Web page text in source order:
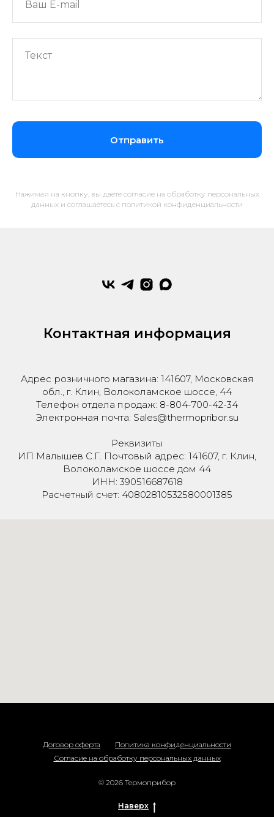
Отправить
Нажимая на кнопку, вы даете согласие на обработку персональных
данных и соглашаетесь c политикой конфиденциальности
Контактная информация
Адрес розничного магазина: 141607, Московская
обл., г. Клин, Волоколамское шоссе, 44
Телефон отдела продаж: 8-804-700-42-34
Электронная почта: Sales@thermopribor.su
Реквизиты
ИП Малышев С.Г. Почтовый адрес: 141607, г. Клин,
Волоколамское шоссе дом 44
ИНН: 390516687618
Расчетный счет: 40802810532580001385
Договор оферта
Политика конфиденциальности
Согласие на обработку персональных данных
© 2026 Термоприбор
Наверх